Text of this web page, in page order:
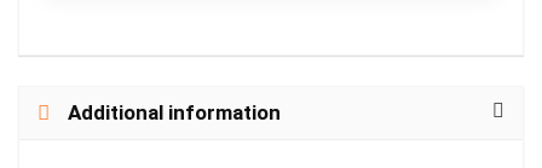
Additional information